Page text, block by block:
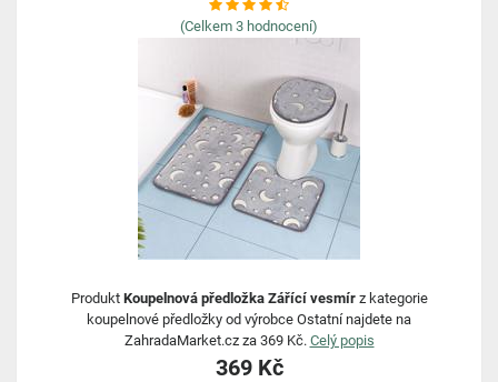
(Celkem 3 hodnocení)
Produkt Koupelnová předložka Zářící vesmírz kategorie
koupelnové předložky od výrobce Ostatní najdete na
ZahradaMarket.cz za 369 Kč. Celý popis
369 Kč